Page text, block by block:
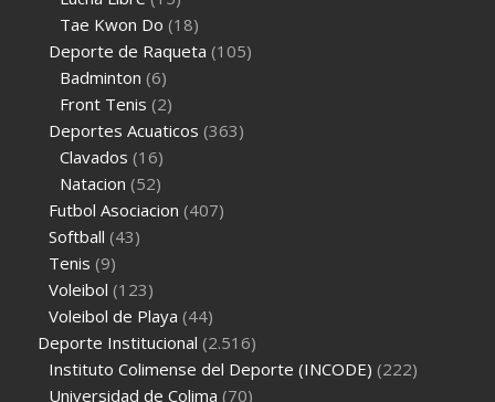
Tae Kwon Do (18)
Deporte de Raqueta (105)
Badminton (6)
Front Tenis (2)
Deportes Acuaticos (363)
Clavados (16)
Natacion (52)
Futbol Asociacion (407)
Softball (43)
Tenis (9)
Voleibol (123)
Voleibol de Playa (44)
Deporte Institucional (2.516)
Instituto Colimense del Deporte (INCODE) (222)
Universidad de Colima (70)